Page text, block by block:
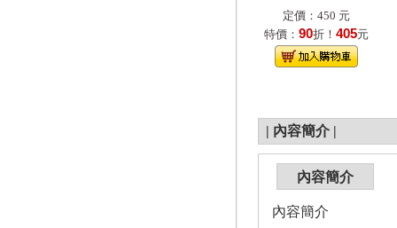
定價：450 元
特價： 90折！ 405元
| 內容簡介 |
內容簡介
內容簡介